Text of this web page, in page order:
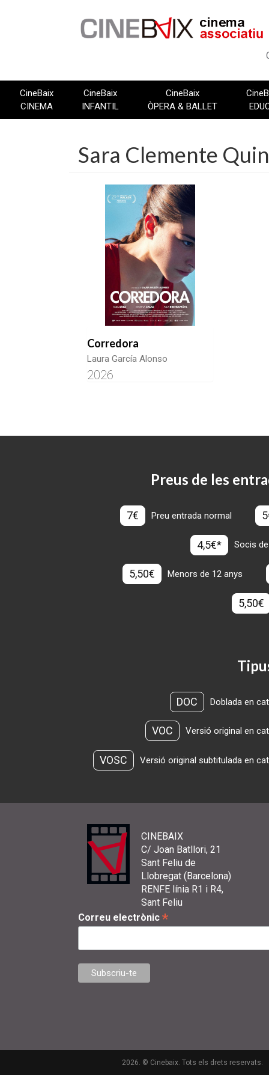
CineBaix
CINEMA
CineBaix
INFANTIL
CineBaix
ÒPERA & BALLET
Sara Clemente
Corredora
Laura García Alonso
2026
Preus de les
7€ Preu entrada normal
4,5€* Socis
5,50€ Menors de 12 anys
5,50€
DOC Doblada en
VOC Versió original en
VOSC Versió original subtitulada en
CINEBAIX
C/ Joan Batllori, 21
Sant Feliu de
Llobregat (Barcelona)
RENFE línia R1 i R4,
Sant Feliu
Correu electrònic *
2026. © Cinebaix. Tots els drets reservats.